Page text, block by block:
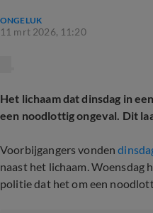
ONGELUK
11 mrt 2026, 11:20
Het lichaam dat dinsdag in
een noodlottig ongeval. Dit
Voorbijgangers vonden
naast het lichaam. Woensdag
politie dat het om een